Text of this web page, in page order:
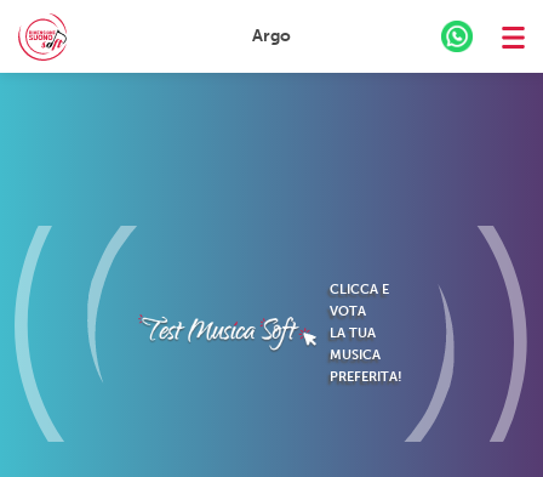
Argo
CLICCA E
VOTA
LA TUA
MUSICA
PREFERITA!